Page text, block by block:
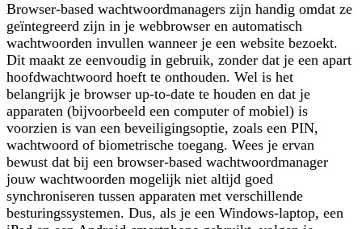
Browser-based wachtwoordmanagers zijn handig omdat ze
geïntegreerd zijn in je webbrowser en automatisch
wachtwoorden invullen wanneer je een website bezoekt.
Dit maakt ze eenvoudig in gebruik, zonder dat je een apart
hoofdwachtwoord hoeft te onthouden. Wel is het
belangrijk je browser up-to-date te houden en dat je
apparaten (bijvoorbeeld een computer of mobiel) is
voorzien is van een beveiligingsoptie, zoals een PIN,
wachtwoord of biometrische toegang. Wees je ervan
bewust dat bij een browser-based wachtwoordmanager
jouw wachtwoorden mogelijk niet altijd goed
synchroniseren tussen apparaten met verschillende
besturingssystemen. Dus, als je een Windows-laptop, een